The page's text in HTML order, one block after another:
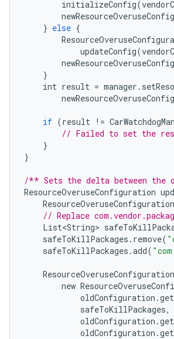
initializeConfig(
} else {
updateConfig(
}
int result = manager .
if (result !=
// Failed to set the
}
}
/** Sets the delta between the
ResourceOveruseConfiguration
ResourceOveruseConfiguration
// Replace
List<String>
safeToKillPackages . remove(
safeToKillPackages .add(
ResourceOveruseConfiguration
new
oldConfiguration .
safeToKillPackages,
oldConfiguration .
oldConfiguration .